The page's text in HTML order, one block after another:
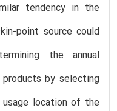
tendency in the
point source could
the annual
by selecting
location of the